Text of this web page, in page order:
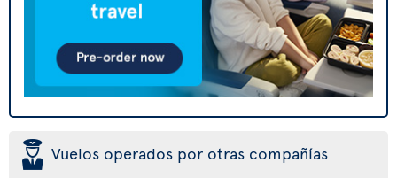
þ Vuelos operados por otras compañías